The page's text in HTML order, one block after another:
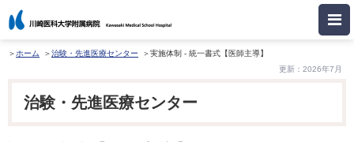
ホーム 治験・先進医療センター 実施体制 - 統一書式【医師主導】
治験・先進医療センター
更新：2026年7月